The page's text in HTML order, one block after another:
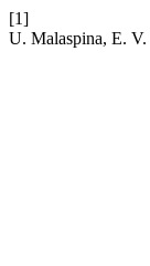
[1]
U. Malaspina, E.